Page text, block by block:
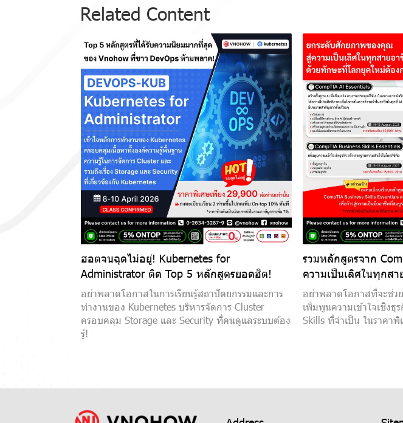
Related Content
ฮอตจนฉุดไม่อยู่! Kubernetes for
Administrator ติด Top 5 หลักสูตรยอดฮิต!
อย่าพลาดโอกาสในการเรียนรู้สถาปัตยกรรมและการ
ทำงานของ Kubernetes บริหารจัดการ Cluster
ครอบคลุม Storage และ Security ที่คนดูแลระบบต้อง
รู้!
รวมหลักสูตรจาก
ความเป็นเลิศในทุกส
อย่าพลาดโอกาสที่จะช่ว
เพิ่มพูนความเข้าใจเชิง
Skills ที่จำเป็น ในราคาพิ